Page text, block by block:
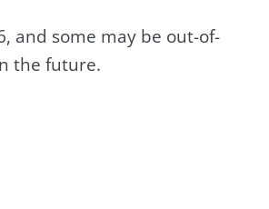
and some may be out-of-
the future.